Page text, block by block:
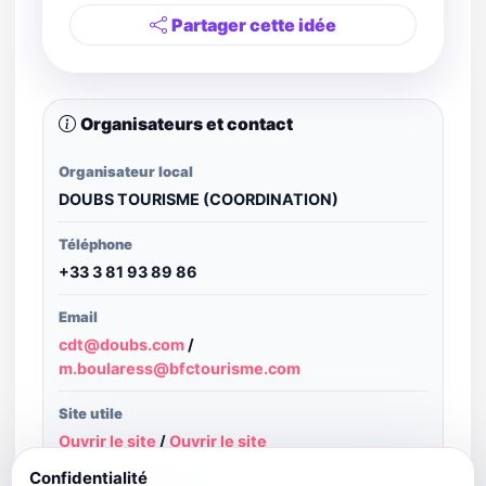
Partager cette idée
Organisateurs et contact
Organisateur local
DOUBS TOURISME (COORDINATION)
Téléphone
+33 3 81 93 89 86
Email
cdt@doubs.com /
m.boularess@bfctourisme.com
Site utile
Ouvrir le site /Ouvrir le site
Confidentialité